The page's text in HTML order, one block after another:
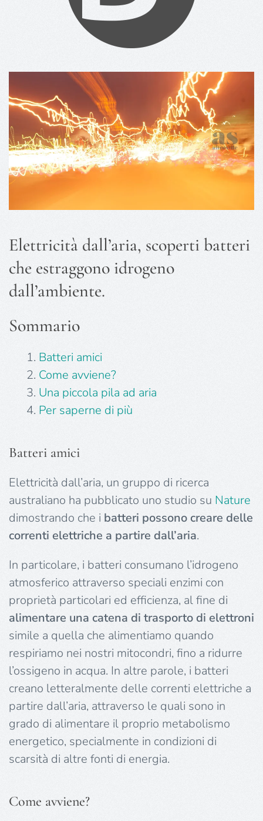
Elettricità dall’aria, scoperti batteri
che estraggono idrogeno
dall’ambiente.
Sommario
Batteri amici
Come avviene?
Una piccola pila ad aria
Per saperne di più
Batteri amici
Elettricità dall’aria, un gruppo di ricerca
australiano ha pubblicato uno studio su Nature
dimostrando che i batteri possono creare delle
correnti elettriche a partire dall’aria.
In particolare, i batteri consumano l’idrogeno
atmosferico attraverso speciali enzimi con
proprietà particolari ed efficienza, al fine di
alimentare una catena di trasporto di elettroni
simile a quella che alimentiamo quando
respiriamo nei nostri mitocondri, fino a ridurre
l’ossigeno in acqua. In altre parole, i batteri
creano letteralmente delle correnti elettriche a
partire dall’aria, attraverso le quali sono in
grado di alimentare il proprio metabolismo
energetico, specialmente in condizioni di
scarsità di altre fonti di energia.
Come avviene?